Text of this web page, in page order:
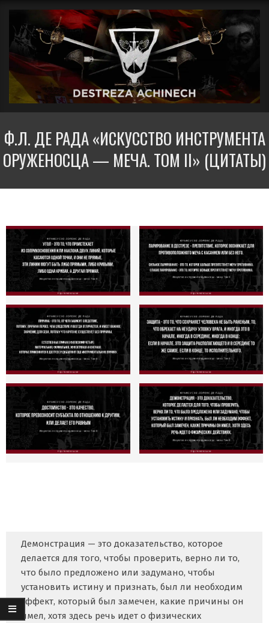
содержимому
меню
навигации
ДЕСТРЕЗА
АЧИНЕЧ
Ф.Л. ДЕ РАДА «ИСКУССТВО ИНСТРУМЕНТА
ОРУЖЕНОСЦА — МЕЧА. ТОМ II» (ЦИТАТЫ)
Демонстрация — это доказательство, которое
делается для того, чтобы проверить, верно ли то,
что было предложено или задумано, чтобы
установить истину и признать, был ли необходим
эффект, который был замечен, какие причины он
имел, хотя здесь речь идет о физических